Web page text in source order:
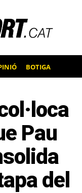
BOTIGA
Pau
del